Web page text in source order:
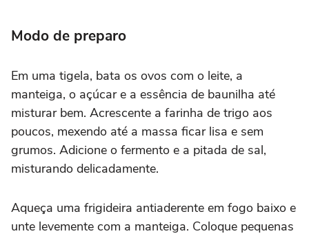
Modo de preparo
Em uma tigela, bata os ovos com o leite, a
manteiga, o açúcar e a essência de baunilha até
misturar bem. Acrescente a farinha de trigo aos
poucos, mexendo até a massa ficar lisa e sem
grumos. Adicione o fermento e a pitada de sal,
misturando delicadamente.
Aqueça uma frigideira antiaderente em fogo baixo e
unte levemente com a manteiga. Coloque pequenas